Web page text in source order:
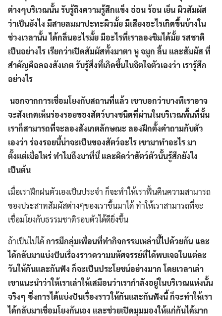
for: Search
ต่างๆบริเวณนั้น รับรู้ถึงความรู้สึกแข็ง อ่อน ร้อน เย็น ผิวสัมผัส
ว่าเป็นยังไง มีสายลมมาปะทะผิวมั้ย มีเสียงอะไรเกิดขึ้นบ้างใน
ช่วงเวลานั้น ได้กลิ่นอะไรมั้ย มีอะไรที่เราลองชิมได้มั้ย รสชาติ
เป็นอย่างไร เรียกว่าเปิดสัมผัสทั้งมาตา หู จมูก ลิ้น และสัมผัส ที่
สำคัญคือลองสังเกต รับรู้สิ่งที่เกิดขึ้นในจิตใจตัวเองว่า เรารู้สึก
อย่างไร
นอกจากการเชื่อมโยงกับสถานที่แล้ว เขาบอกว่าบางทีเราอาจ
จะสังเกตเห็นร่องรอยของสัตว์บางชนิดที่ผ่านในบริเวณพื้นที่นั้น
เราก็สามารถที่จะลองสังเกตลักษณะ ลองฝึกตั้งคำถามกับตัว
เองว่า ร่องรอยนี้น่าจะเป็นของสัตว์อะไร เขามาทำอะไร มา
ตั้งแต่เมื่อไหร่ ทำไมถึงมาที่นี่ และคิดว่าสัตว์ตัวนั้นรู้สึกยังไง
เป็นต้น
เมื่อเราฝึกฝนตัวเองเป็นประจำ ก็จะทำให้เราฟื้นคืนความสามารถ
ของประสาทสัมผัสต่างๆของเราขึ้นมาได้ ทำให้เราสามารถที่จะ
เชื่อมโยงกับธรรมชาติรอบตัวได้ดียิ่งขึ้น
ถ้าเป็นไปได้การมีกลุ่มเพื่อนที่ทำกิจกรรมเหล่านี้ไปด้วยกัน และ
ได้กลับมาแบ่งปันเรื่องราวความมหัศจรรย์ที่ได้พบเจอในแต่ละ
วันให้กันและกันฟัง ก็จะเป็นประโยชน์อย่างมาก โดยเวลาเล่า
เขาแนะนำว่าให้เราเล่าให้เสมือนว่าเรากำลังอยู่ในบริเวณแห่งนั้น
จริงๆ ซึ่งการได้แบ่งปันเรื่องราวให้กันและกันฟังนี้ ก็จะทำให้เรา
ได้กลับมาเชื่อมโยงกันเอง และช่วยเปิดมุมมองให้แก่กันได้มาก